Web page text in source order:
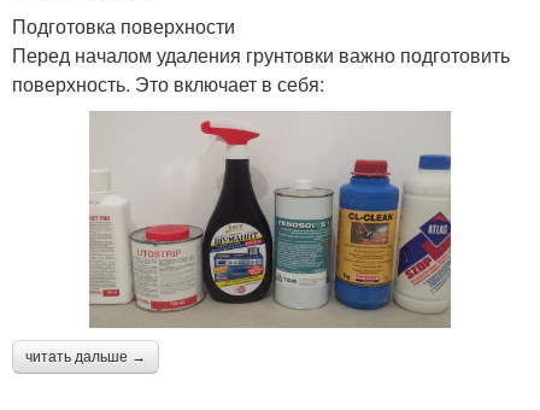
Подготовка поверхности
Перед началом удаления грунтовки важно подготовить
поверхность. Это включает в себя:
читать дальше →